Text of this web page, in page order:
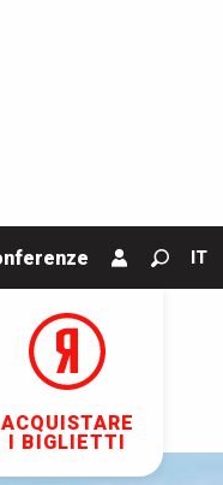
IT
ACQUISTARE
I BIGLIETTI